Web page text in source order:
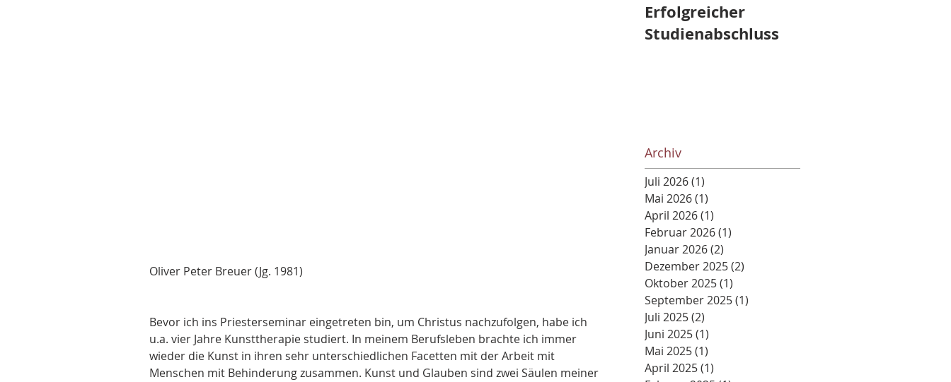
Oliver Peter Breuer (Jg. 1981)
Bevor ich ins Priesterseminar eingetreten bin, um Christus nachzufolgen, habe ich
u.a. vier Jahre Kunsttherapie studiert. In meinem Berufsleben brachte ich immer
wieder die Kunst in ihren sehr unterschiedlichen Facetten mit der Arbeit mit
Menschen mit Behinderung zusammen. Kunst und Glauben sind zwei Säulen meiner
Erfolgreicher
Studienabschluss
Archiv
Juli 2026(1)
Mai 2026(1)
April 2026(1)
Februar 2026(1)
Januar 2026(2)
Dezember 2025(2)
Oktober 2025(1)
September 2025(1)
Juli 2025(2)
Juni 2025(1)
Mai 2025(1)
April 2025(1)